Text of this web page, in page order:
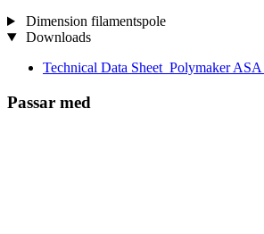
Dimension filamentspole
Downloads
Technical Data Sheet_Polymaker ASA
Passar med